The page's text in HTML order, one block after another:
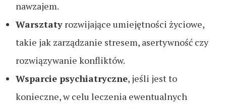
nawzajem.
Warsztaty rozwijające umiejętności życiowe,
takie jak zarządzanie stresem, asertywność czy
rozwiązywanie konfliktów.
Wsparcie psychiatryczne, jeśli jest to
konieczne, w celu leczenia ewentualnych